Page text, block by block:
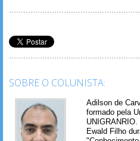
SOBRE O COLUNISTA:
Adilson de
formado pela
Ewald Filho